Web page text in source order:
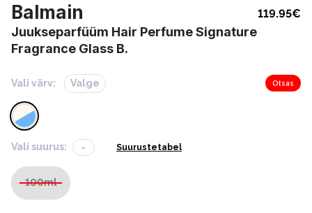
Balmain 119.95€
Juukseparfüüm Hair Perfume Signature
Fragrance Glass B.
Vali värv: Valge Otsas
Vali suurus: - Suurustetabel
100ml